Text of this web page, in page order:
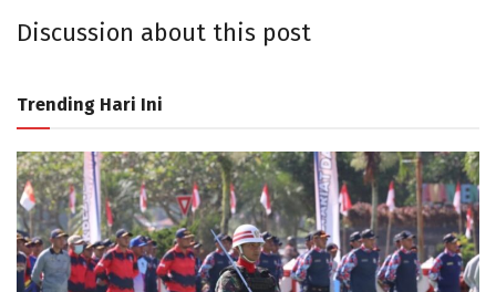
Discussion about this post
Trending Hari Ini